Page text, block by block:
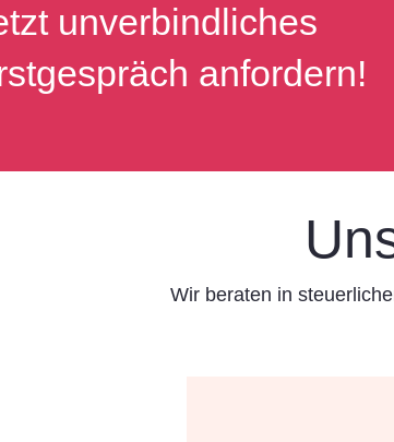
unverbindliches
anfordern!
Wir beraten in